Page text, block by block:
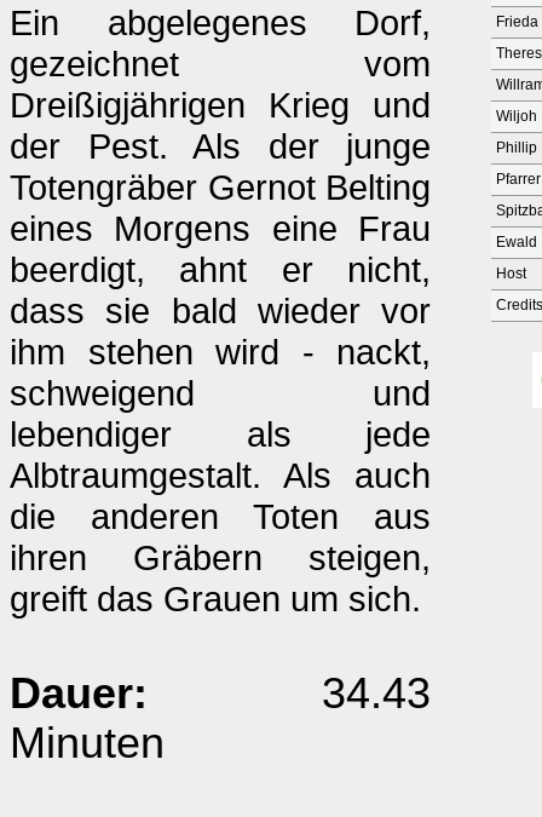
Ein abgelegenes Dorf,
gezeichnet vom
Dreißigjährigen Krieg und
der Pest. Als der junge
Totengräber Gernot Belting
eines Morgens eine Frau
beerdigt, ahnt er nicht,
dass sie bald wieder vor
ihm stehen wird - nackt,
schweigend und
lebendiger als jede
Albtraumgestalt. Als auch
die anderen Toten aus
ihren Gräbern steigen,
greift das Grauen um sich.
Dauer: 34.43
Minuten
Wiljoh
Phillip
Ewald
Host
Credits